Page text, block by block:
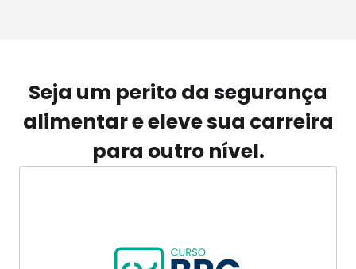
Seja um perito da segurança
alimentar e eleve sua carreira
para outro nível.